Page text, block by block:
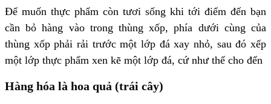
Để muốn thực phẩm còn tươi sống khi tới điểm đến bạn
cần bỏ hàng vào trong thùng xốp, phía dưới cùng của
thùng xốp phải rải trước một lớp đá xay nhỏ, sau đó xếp
một lớp thực phẩm xen kẽ một lớp đá, cứ như thế cho đến
Hàng hóa là hoa quả (trái cây)